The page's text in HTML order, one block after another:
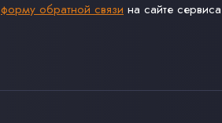
форму обратной связи на сайте сервиса